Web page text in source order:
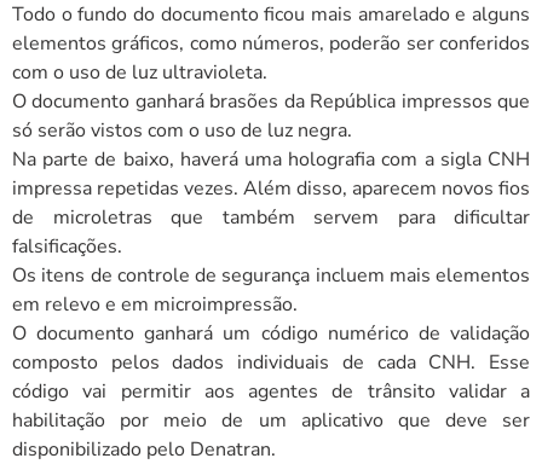
Todo o fundo do documento ficou mais amarelado e alguns
elementos gráficos, como números, poderão ser conferidos
com o uso de luz ultravioleta.
O documento ganhará brasões da República impressos que
só serão vistos com o uso de luz negra.
Na parte de baixo, haverá uma holografia com a sigla CNH
impressa repetidas vezes. Além disso, aparecem novos fios
de microletras que também servem para dificultar
falsificações.
Os itens de controle de segurança incluem mais elementos
em relevo e em microimpressão.
O documento ganhará um código numérico de validação
composto pelos dados individuais de cada CNH. Esse
código vai permitir aos agentes de trânsito validar a
habilitação por meio de um aplicativo que deve ser
disponibilizado pelo Denatran.